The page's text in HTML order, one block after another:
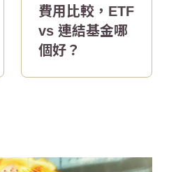
費用比較，ETF
vs 連結基金哪
個好？